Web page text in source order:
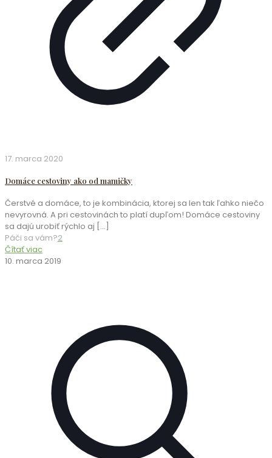
17. marca 2020
Domáce cestoviny ako od mamičky
Čerstvé a domáce, to je kombinácia, ktorej sa len tak ľahko niečo
nevyrovná. A pri cestovinách to platí dupľom! Domáce cestoviny
sa dajú urobiť rýchlo aj […]
Páči sa vám?2
Čítať viac
10. marca 2019